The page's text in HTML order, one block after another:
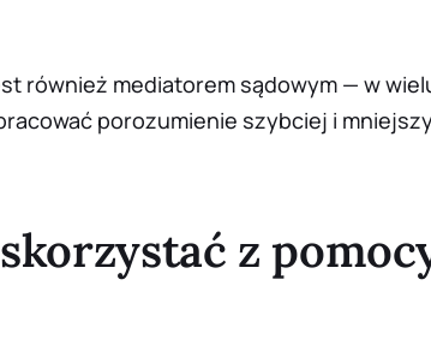
również mediatorem sądowym — w
porozumienie szybciej i
z